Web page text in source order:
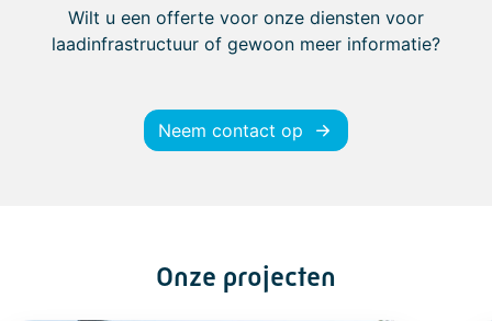
Wilt u een offerte voor onze diensten voor
laadinfrastructuur of gewoon meer informatie?
Neem contact op
Onze projecten